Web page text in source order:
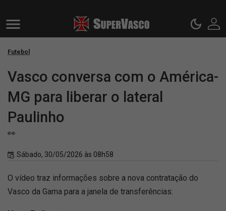
Futebol
Vasco conversa com o América-
MG para liberar o lateral
Paulinho
👀
Sábado, 30/05/2026 às 08h58
O vídeo traz informações sobre a nova contratação do
Vasco da Gama para a janela de transferências: